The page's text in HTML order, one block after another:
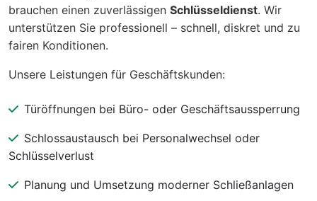
brauchen einen zuverlässigen Schlüsseldienst. Wir
unterstützen Sie professionell – schnell, diskret und zu
fairen Konditionen.
Unsere Leistungen für Geschäftskunden:
Türöffnungen bei Büro- oder Geschäftsaussperrung
Schlossaustausch bei Personalwechsel oder
Schlüsselverlust
Planung und Umsetzung moderner Schließanlagen